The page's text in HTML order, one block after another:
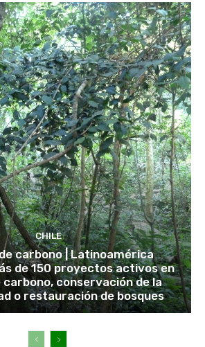
CHILE
carbono | Latinoamérica
de 150 proyectos activos en
conservación de la
o restauración de bosques